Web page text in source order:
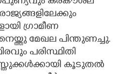
ഗ്രാമീണ
മേഖല പിന്തുണച്ചു.
പരിസ്ഥിതി
കൂടുതൽ